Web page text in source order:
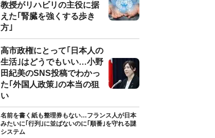
教授がリハビリの主役に据
えた｢腎臓を強くする歩き
方｣
高市政権にとって｢日本人の
生活｣はどうでもいい…小野
田紀美のSNS投稿でわかっ
た｢外国人政策｣の本当の狙
い
名前を書く紙も整理券もない…フランス人が日本
みたいに｢行列｣に並ばないのに｢順番｣を守れる謎
システム